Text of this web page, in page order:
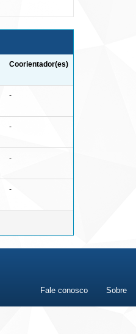
Coorientador(es)
-
-
-
-
Fale conosco Sobre